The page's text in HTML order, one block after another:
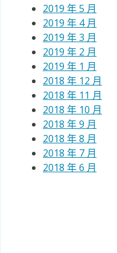
2019 年 5 月
2019 年 4 月
2019 年 3 月
2019 年 2 月
2019 年 1 月
2018 年 12 月
2018 年 11 月
2018 年 10 月
2018 年 9 月
2018 年 8 月
2018 年 7 月
2018 年 6 月